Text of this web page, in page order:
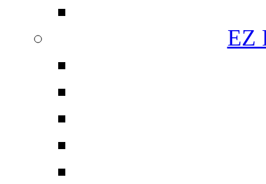
EZ